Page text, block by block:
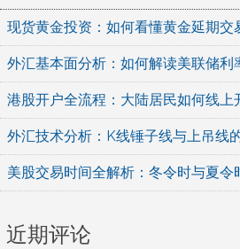
现货黄金投资：如何看懂黄金延期交
外汇基本面分析：如何解读美联储利
港股开户全流程：大陆居民如何线上
外汇技术分析：K线锤子线与上吊线
美股交易时间全解析：冬令时与夏令
近期评论